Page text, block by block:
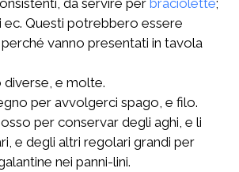
ec. Questi potrebbero essere
perché vanno presentati in tavola
e molte.
per avvolgerci spago, e filo.
per conservar degli aghi, e li
e degli altri regolari grandi per
nei panni-lini.